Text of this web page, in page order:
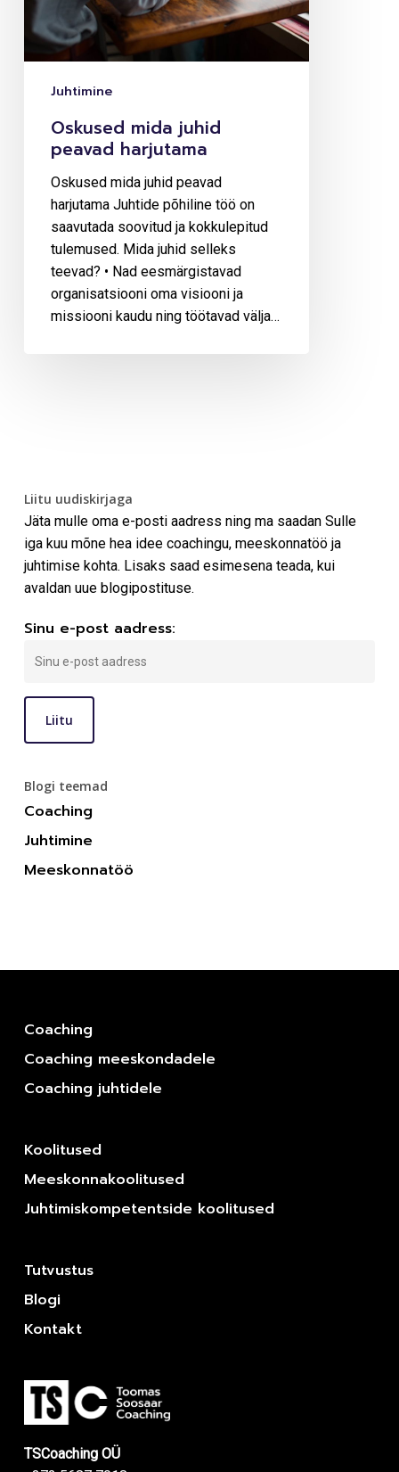
Juhtimine
Oskused mida juhid
peavad harjutama
Oskused mida juhid peavad
harjutama Juhtide põhiline töö on
saavutada soovitud ja kokkulepitud
tulemused. Mida juhid selleks
teevad? • Nad eesmärgistavad
organisatsiooni oma visiooni ja
missiooni kaudu ning töötavad välja…
Liitu uudiskirjaga
Jäta mulle oma e-posti aadress ning ma saadan Sulle
iga kuu mõne hea idee coachingu, meeskonnatöö ja
juhtimise kohta. Lisaks saad esimesena teada, kui
avaldan uue blogipostituse.
Sinu e-post aadress:
Blogi teemad
Coaching
Juhtimine
Meeskonnatöö
Coaching
Coaching meeskondadele
Coaching juhtidele
Koolitused
Meeskonnakoolitused
Juhtimiskompetentside koolitused
Tutvustus
Blogi
Kontakt
TSCoaching OÜ